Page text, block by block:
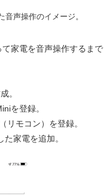
声操作のイメージ。
家電を音声操作するまで
。
を登録。
リモコン）を登録。
家電を追加。